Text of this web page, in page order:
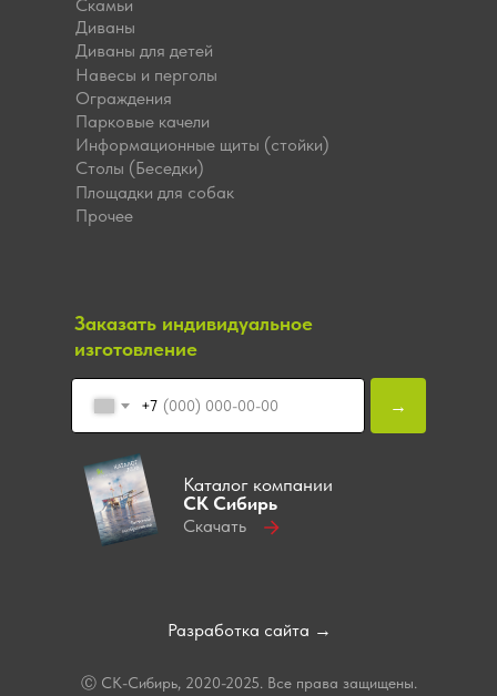
Ⓒ СК-Сибирь, 2020-2025. Все права защищены.
Каталог компании
СК Сибирь
Скачать
Заказать индивидуальное
изготовление
+7 →
Диваны
Диваны для детей
Информационные щиты (стойки)
Ограждения
Парковые качели
Площадки для собак
Прочее
Скамьи
Навесы и перголы
Столы (Беседки)
Разработка сайта →